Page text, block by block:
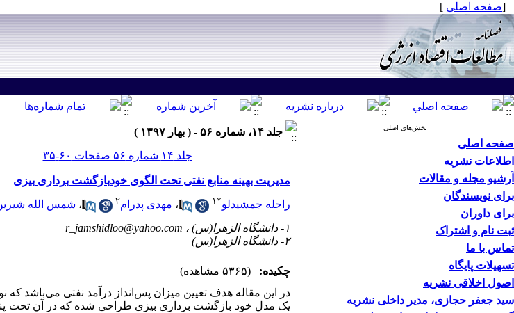
[صفحه اصلی ]
بخش‌های اصلی
صفحه اصلی
اطلاعات نشریه
آرشیو مجله و مقالات
برای نویسندگان
برای داوران
ثبت نام و اشتراک
تماس با ما
تسهیلات پایگاه
اصول اخلاقی نشریه
سید جعفر حجازی، مدیر داخلی نشریه
جلد ۱۴، شماره ۵۶ - ( بهار ۱۳۹۷ )
جلد ۱۴ شماره ۵۶ صفحات ۶۰-۳۵
مدیریت بهینه منابع نفتی تحت الگوی خودبازگشت برداری بیزی
راحله جمشیدلو*۱ ، مهدی پدرام۲ ، شمس الله
۱- دانشگاه الزهرا(س) ،
r_jamshidloo@yahoo.com
۲- دانشگاه الزهرا(س)
چکیده:
(۵۳۶۵ مشاهده)
در این مقاله هدف تعیین میزان پس‌انداز درآمد نفتی می‌باشد که
یک مدل خود بازگشت برداری بیزی طراحی شده که در آن تحت